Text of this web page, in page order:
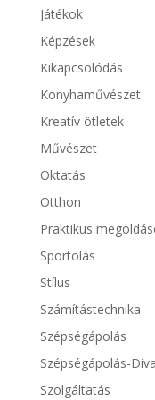
Játékok
Képzések
Kikapcsolódás
Konyhaművészet
Kreatív ötletek
Művészet
Oktatás
Otthon
Praktikus
Sportolás
Stílus
Számítástechnika
Szépségápolás
Szépségápolás-
Szolgáltatás